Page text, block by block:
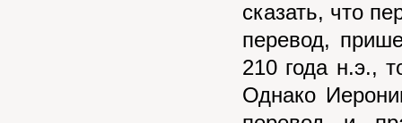
сказать, что
перевод,
210 года н.э.,
Однако